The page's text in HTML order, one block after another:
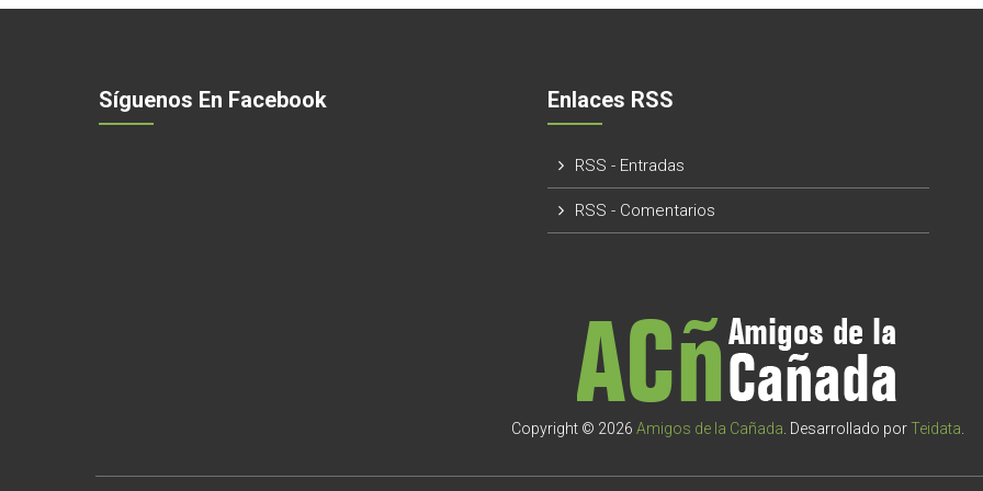
Síguenos En Facebook Enlaces RSS
RSS - Entradas
RSS - Comentarios
Copyright © 2026 Amigos de la Cañada . Desarrollado porTeidata